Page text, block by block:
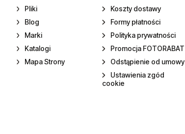
Pliki
Blog
Marki
Katalogi
Mapa Strony
Koszty dostawy
Formy płatności
Polityka prywatności
Promocja FOTORABAT
Odstąpienie od umowy
Ustawienia zgód
cookie